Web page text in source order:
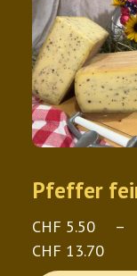
Pfeffer
CHF 5.50
–
CHF 13.70